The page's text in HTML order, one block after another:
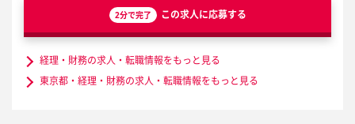
2分で完了 この求人に応募する
経理・財務の求人・転職情報をもっと見る
東京都・経理・財務の求人・転職情報をもっと見る